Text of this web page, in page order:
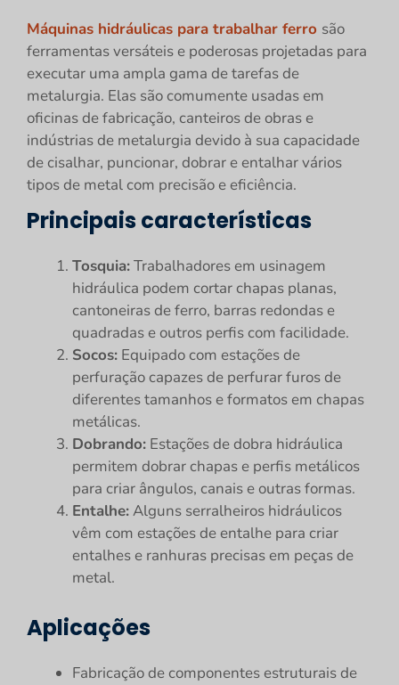
Máquinas hidráulicas para trabalhar ferro são
ferramentas versáteis e poderosas projetadas para
executar uma ampla gama de tarefas de
metalurgia. Elas são comumente usadas em
oficinas de fabricação, canteiros de obras e
indústrias de metalurgia devido à sua capacidade
de cisalhar, puncionar, dobrar e entalhar vários
tipos de metal com precisão e eficiência.
Principais características
Tosquia:Trabalhadores em usinagem
hidráulica podem cortar chapas planas,
cantoneiras de ferro, barras redondas e
quadradas e outros perfis com facilidade.
Socos: Equipado com estações de
perfuração capazes de perfurar furos de
diferentes tamanhos e formatos em chapas
metálicas.
Dobrando: Estações de dobra hidráulica
permitem dobrar chapas e perfis metálicos
para criar ângulos, canais e outras formas.
Entalhe:Alguns serralheiros hidráulicos
vêm com estações de entalhe para criar
entalhes e ranhuras precisas em peças de
metal.
Aplicações
Fabricação de componentes estruturais de